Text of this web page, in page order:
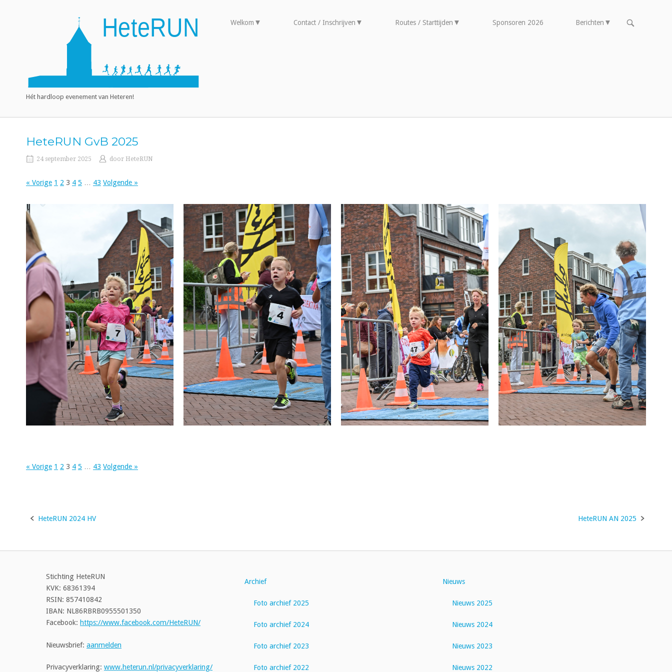
Hét hardloop evenement van Heteren!
Welkom Contact / Inschrijven Routes / Starttijden Sponsoren 2026 Berichten
OPEN
HeteRUN GvB 2025
24 september 2025 door HeteRUN
« Vorige 1 2 3 4 5 43 Volgende »
« Vorige 1 2 3 4 5 … 43 Volgende »
Bericht
HeteRUN 2024 HV HeteRUN AN 2025
Stichting HeteRUN
KVK: 68361394
RSIN: 857410842
IBAN: NL86RBRB0955501350
Facebook: https://www.facebook.com/HeteRUN/
Nieuwsbrief: aanmelden
Privacyverklaring: www.heterun.nl/privacyverklaring/
Archief
Foto archief 2025
Foto archief 2024
Foto archief 2023
Foto archief 2022
Nieuws
Nieuws 2025
Nieuws 2024
Nieuws 2023
Nieuws 2022